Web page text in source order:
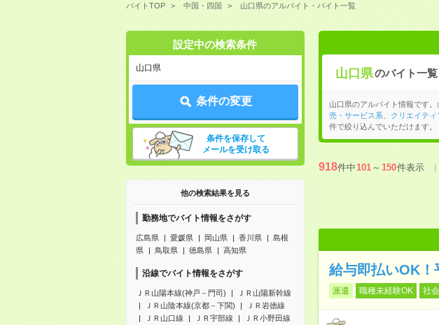
バイトTOP 中国・四国 山口県のアルバイト・バイト一覧
設定中の検索条件
山口県
条件の変更
条件を保存して
メールを受け取る
他の検索結果を見る
勤務地でバイト情報をさがす
広島県 愛媛県 岡山県 香川県
島根
県
鳥取県 徳島県 高知県
沿線でバイト情報をさがす
ＪＲ山陽本線(神戸－門司)
ＪＲ山陽新幹線
ＪＲ山陰本線(京都－下関)
ＪＲ岩徳線
ＪＲ山口線
ＪＲ宇部線
ＪＲ小野田線
山口県のバイト一覧
山口県のアルバイト情報です。
売・サービス系
クリエイティ
件で絞り込んでいただけます。
918件中101～150件表示
給与即払いOK！
派遣 職種未経験OK 社